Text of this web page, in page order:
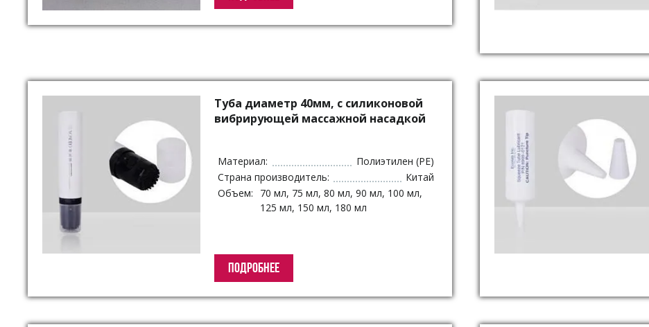
Туба диаметр 40мм, с силиконовой
вибрирующей массажной насадкой
Материал:
Полиэтилен (PE)
Страна производитель:
Китай
Объем:
70 мл, 75 мл, 80 мл, 90 мл, 100 мл,
125 мл, 150 мл, 180 мл
ПОДРОБНЕЕ